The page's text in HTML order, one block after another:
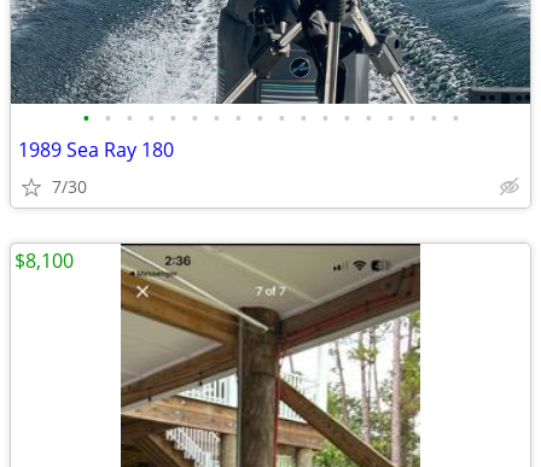
• • • • • • • • • • • • • • • • • •
1989 Sea Ray 180
7/30
$8,100